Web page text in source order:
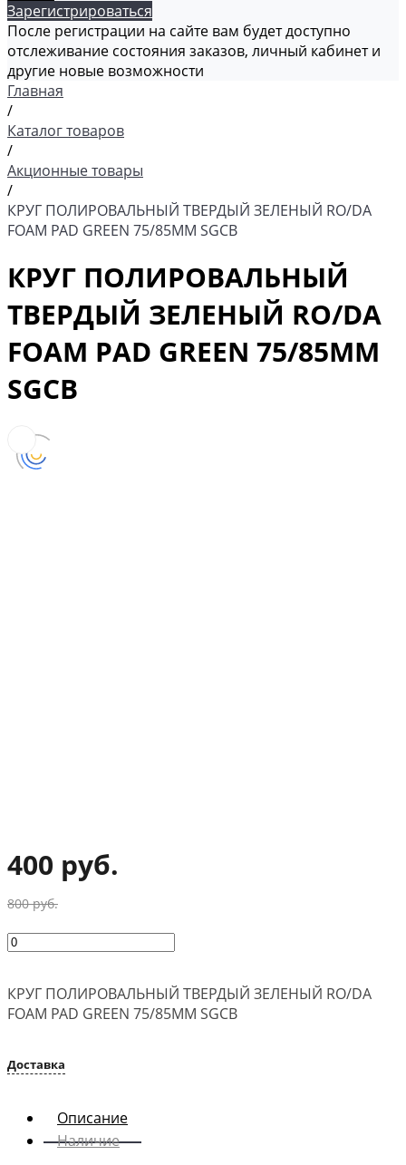
Зарегистрироваться
После регистрации на сайте вам будет доступно
отслеживание состояния заказов, личный кабинет и
другие новые возможности
Главная
/
Каталог товаров
/
Акционные товары
/
КРУГ ПОЛИРОВАЛЬНЫЙ ТВЕРДЫЙ ЗЕЛЕНЫЙ RO/DA
FOAM PAD GREEN 75/85ММ SGCB
КРУГ ПОЛИРОВАЛЬНЫЙ
ТВЕРДЫЙ ЗЕЛЕНЫЙ RO/DA
FOAM PAD GREEN 75/85ММ
SGCB
400 руб.
800 руб.
КРУГ ПОЛИРОВАЛЬНЫЙ ТВЕРДЫЙ ЗЕЛЕНЫЙ RO/DA
FOAM PAD GREEN 75/85ММ SGCB
Доставка
Описание
Наличие